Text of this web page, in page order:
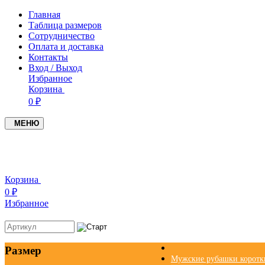
Главная
Таблица размеров
Сотрудничество
Оплата и доставка
Контакты
Вход / Выход
Избранное
Корзина
0 ₽
МЕНЮ
Корзина
0 ₽
Избранное
Размер
Мужские рубашки